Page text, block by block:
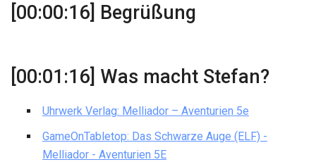
[00:00:16] Begrüßung
[00:01:16] Was macht Stefan?
Uhrwerk Verlag: Melliador – Aventurien 5e
GameOnTabletop: Das Schwarze Auge (ELF) -
Melliador - Aventurien 5E